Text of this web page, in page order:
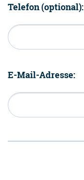
Telefon (optional):
E-Mail-Adresse: